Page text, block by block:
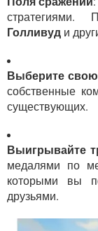
стратегиями.
Голливуд и
Выберите
собственные
существующих.
Выигрывайте
медалями по
которыми вы
друзьями.